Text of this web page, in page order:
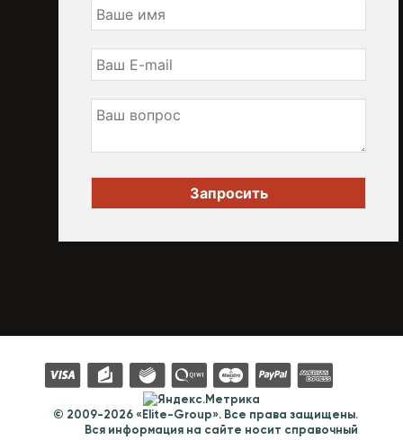
© 2009-2026 «Elite-Group». Все права защищены.
Вся информация на сайте носит справочный